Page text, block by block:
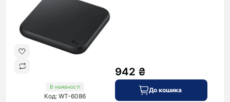
В наявності
Код: WT-6086
942 ₴
До кошика